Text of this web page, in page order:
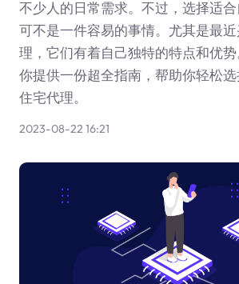
不少人的日常需求。不过，选择适
可不是一件容易的事情。尤其是最
理，它们有着自己独特的特点和优
你提供一份超全指南，帮助你轻松
住宅代理。
2023-08-22 16:21